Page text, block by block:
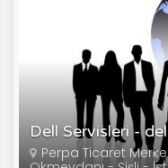
Dell Servisleri -
Perpa Ticaret